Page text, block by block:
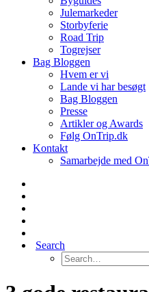
Julemarkeder
Storbyferie
Road Trip
Togrejser
Bag Bloggen
Hvem er vi
Lande vi har besøgt
Bag Bloggen
Presse
Artikler og Awards
Følg OnTrip.dk
Kontakt
Samarbejde med
Search